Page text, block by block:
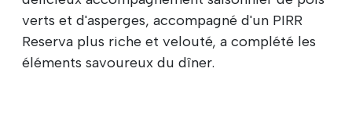
verts et d'asperges, accompagné d'un PIRR
Reserva plus riche et velouté, a complété les
éléments savoureux du dîner.